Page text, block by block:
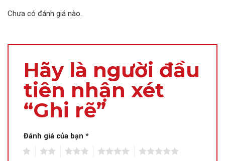
Chưa có đánh giá nào.
Hãy là người đầu
tiên nhận xét
“Ghi rẽ”
Đánh giá của bạn *